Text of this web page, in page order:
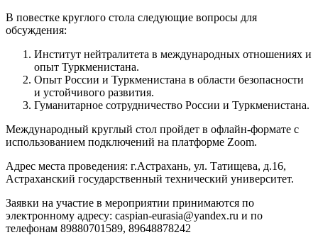
В повестке круглого стола следующие вопросы для
обсуждения:
Институт нейтралитета в международных отношениях и
опыт Туркменистана.
Опыт России и Туркменистана в области безопасности
и устойчивого развития.
Гуманитарное сотрудничество России и Туркменистана.
Международный круглый стол пройдет в офлайн-формате с
использованием подключений на платформе Zoom.
Адрес места проведения: г.Астрахань, ул. Татищева, д.16,
Астраханский государственный технический университет.
Заявки на участие в мероприятии принимаются по
электронному адресу: caspian-eurasia@yandex.ru и по
телефонам 89880701589, 89648878242